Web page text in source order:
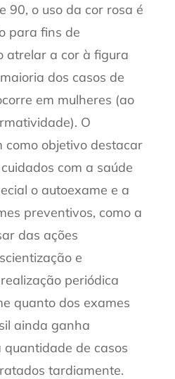
90, o uso da cor rosa é
para fins de
atrelar a cor à figura
dos casos de
em mulheres (ao
O
como objetivo destacar
com a saúde
o autoexame e a
preventivos, como a
das ações
e
periódica
quanto dos exames
ainda ganha
de casos
tardiamente.